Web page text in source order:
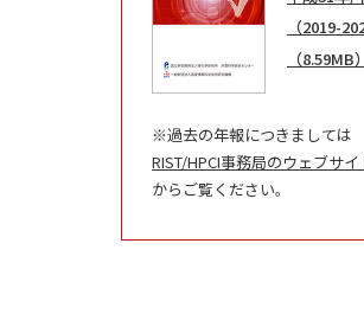
（2019-
（8.59MB）
※過去の年報につきましては
RIST/HPCI事務局のウェブサイ
からご覧ください。